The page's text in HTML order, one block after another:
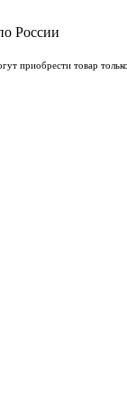
России
приобрести товар